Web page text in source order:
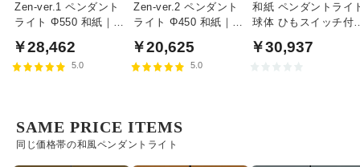
Zen-ver.1 ペンダント
ライト Φ550 和紙｜
￥28,462
5.0
Zen-ver.2 ペンダント
ライト Φ450 和紙｜
￥20,625
5.0
和紙 ペンダントライ
球体 ひもスイッチ付 |
￥30,937
同じ価格帯の和風ペンダントライト
SAME PRICE ITEMS